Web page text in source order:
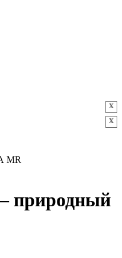
x
x
природный